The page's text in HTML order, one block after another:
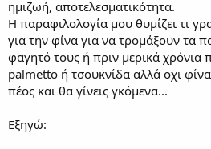
ημιζωή, αποτελεσματικότητα.
Η παραφιλολογία μου θυμίζει τι
για την φίνα για να τρομάξουν τα
φαγητό τους ή πριν μερικά χρόνια
palmetto ή τσουκνίδα αλλά οχι
πέος και θα γίνεις γκόμενα...
Εξηγώ: